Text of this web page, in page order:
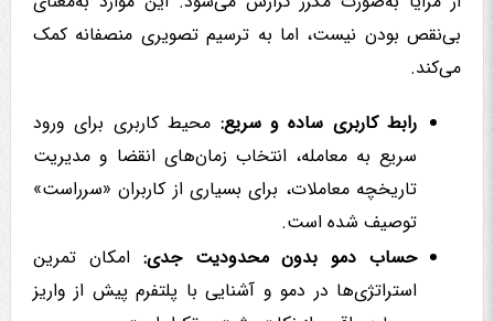
بی‌نقص بودن نیست، اما به ترسیم تصویری منصفانه کمک
می‌کند.
رابط کاربری ساده و سریع: محیط کاربری برای ورود
سریع به معامله، انتخاب زمان‌های انقضا و مدیریت
تاریخچه معاملات، برای بسیاری از کاربران «سرراست»
توصیف شده است.
حساب دمو بدون محدودیت جدی: امکان تمرین
استراتژی‌ها در دمو و آشنایی با پلتفرم پیش از واریز